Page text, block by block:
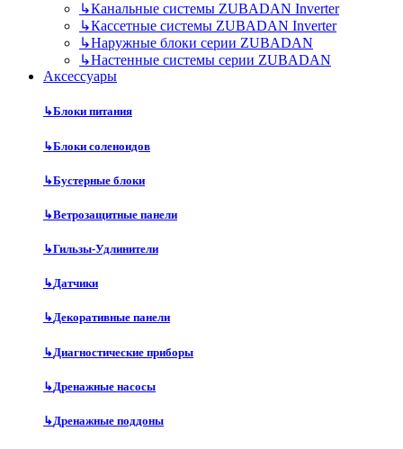
↳Канальные системы ZUBADAN Inverter
↳Кассетные системы ZUBADAN Inverter
↳Наружные блоки серии ZUBADAN
↳Настенные системы серии ZUBADAN
Аксесcуары
↳Блоки питания
↳Блоки соленоидов
↳Бустерные блоки
↳Ветрозащитные панели
↳Гильзы-Удлинители
↳Датчики
↳Декоративные панели
↳Диагностические приборы
↳Дренажные насосы
↳Дренажные поддоны